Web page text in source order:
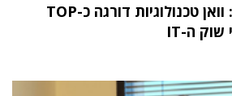
מחקר STKI השנתי: וואן טכנולוגיות דורגה כ-TOP